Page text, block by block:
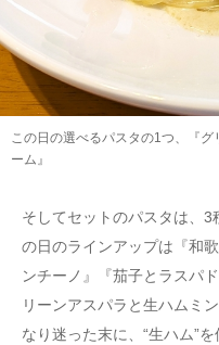
この日の選べるパスタの1つ、『
ーム』
そしてセットのパスタは、3
の日のラインアップは『和
ンチーノ』『茄子とラスパ
リーンアスパラと生ハムミ
なり迷った末に、“生ハム”